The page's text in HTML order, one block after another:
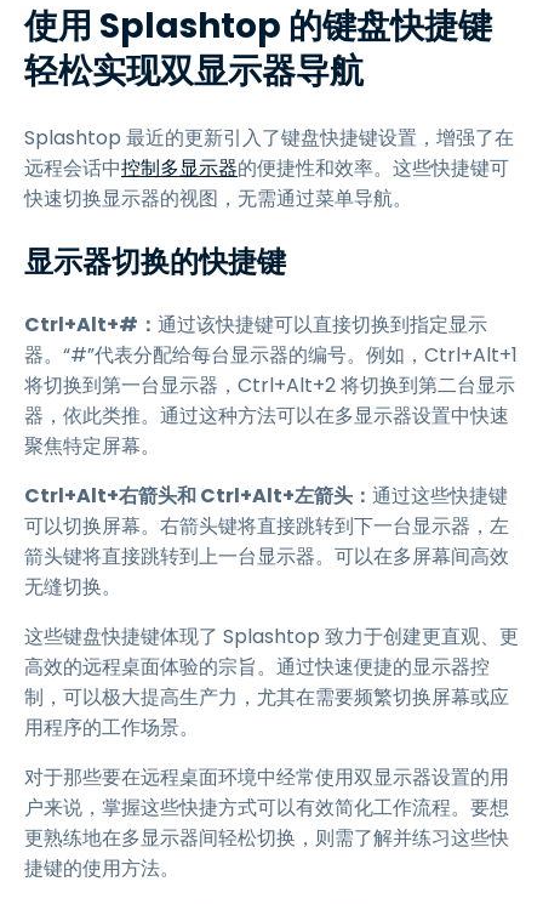
使用 Splashtop 的键盘快捷键
轻松实现双显示器导航
Splashtop 最近的更新引入了键盘快捷键设置，增强了在
远程会话中控制多显示器的便捷性和效率。这些快捷键可
快速切换显示器的视图，无需通过菜单导航。
显示器切换的快捷键
Ctrl+Alt+#： 通过该快捷键可以直接切换到指定显示
器。“#”代表分配给每台显示器的编号。例如，Ctrl+Alt+1
将切换到第一台显示器，Ctrl+Alt+2 将切换到第二台显示
器，依此类推。通过这种方法可以在多显示器设置中快速
聚焦特定屏幕。
Ctrl+Alt+右箭头和 Ctrl+Alt+左箭头： 通过这些快捷键
可以切换屏幕。右箭头键将直接跳转到下一台显示器，左
箭头键将直接跳转到上一台显示器。可以在多屏幕间高效
无缝切换。
这些键盘快捷键体现了 Splashtop 致力于创建更直观、更
高效的远程桌面体验的宗旨。通过快速便捷的显示器控
制，可以极大提高生产力，尤其在需要频繁切换屏幕或应
用程序的工作场景。
对于那些要在远程桌面环境中经常使用双显示器设置的用
户来说，掌握这些快捷方式可以有效简化工作流程。要想
更熟练地在多显示器间轻松切换，则需了解并练习这些快
捷键的使用方法。